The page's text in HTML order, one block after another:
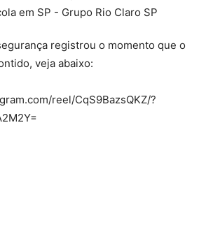
registrou o momento que o
veja abaixo:
reel/CqS9BazsQKZ/?